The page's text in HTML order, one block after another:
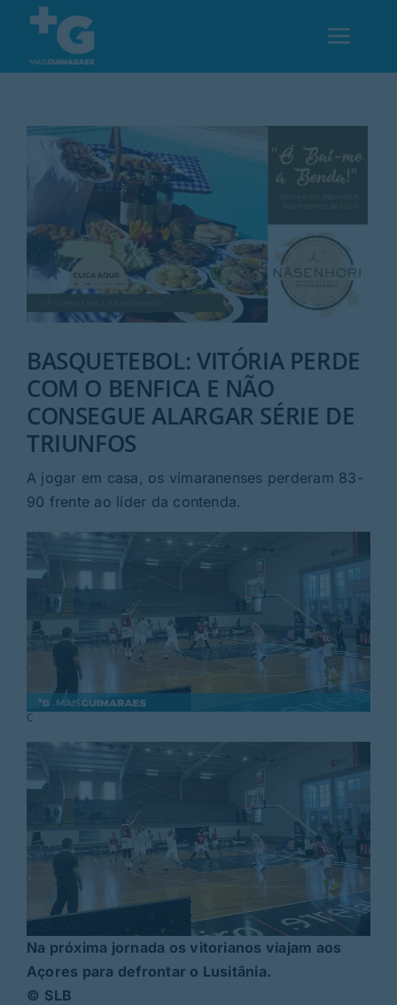
content
Desporto
Rubricas
BASQUETEBOL: VITÓRIA PERDE
COM O BENFICA E NÃO
CONSEGUE ALARGAR SÉRIE DE
TRIUNFOS
A jogar em casa, os vimaranenses perderam 83-
90 frente ao líder da contenda.
C
Na próxima jornada os vitorianos viajam aos
Açores para defrontar o Lusitânia.
© SLB